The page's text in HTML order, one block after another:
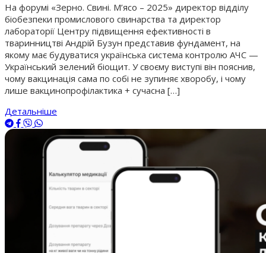
На форумі «Зерно. Свині. М’ясо – 2025» директор відділу
біобезпеки промислового свинарства та директор
лабораторії Центру підвищення ефективності в
тваринництві Андрій Бузун представив фундамент, на
якому має будуватися українська система контролю АЧС —
Український зелений біощит. У своєму виступі він пояснив,
чому вакцинація сама по собі не зупиняє хворобу, і чому
лише вакцинопрофілактика + сучасна […]
Детальніше